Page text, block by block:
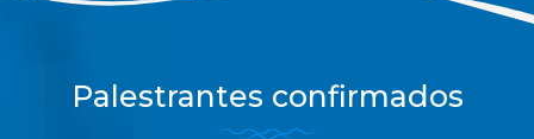
Palestrantes confirmados